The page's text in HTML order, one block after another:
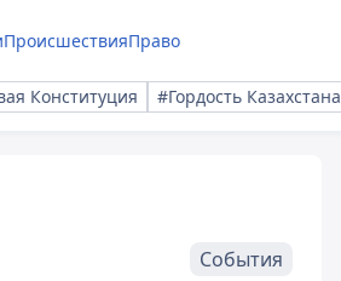
ПроисшествияПраво
Конституция #Гордость Казахстана
События